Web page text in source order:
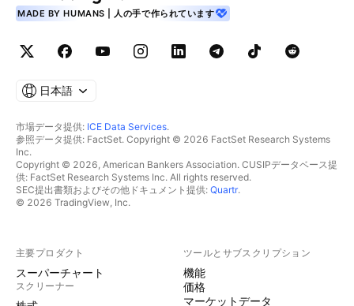
MADE BY HUMANS | 人の手で作られています
日本語
市場データ提供: ICE Data Services.
参照データ提供: FactSet. Copyright © 2026 FactSet Research Systems
Inc.
Copyright © 2026, American Bankers Association. CUSIPデータベース提
供: FactSet Research Systems Inc. All rights reserved.
SEC提出書類およびその他ドキュメント提供: Quartr.
© 2026 TradingView, Inc.
主要プロダクト
スーパーチャート
スクリーナー
ツールとサブスクリプション
機能
価格
マーケットデータ